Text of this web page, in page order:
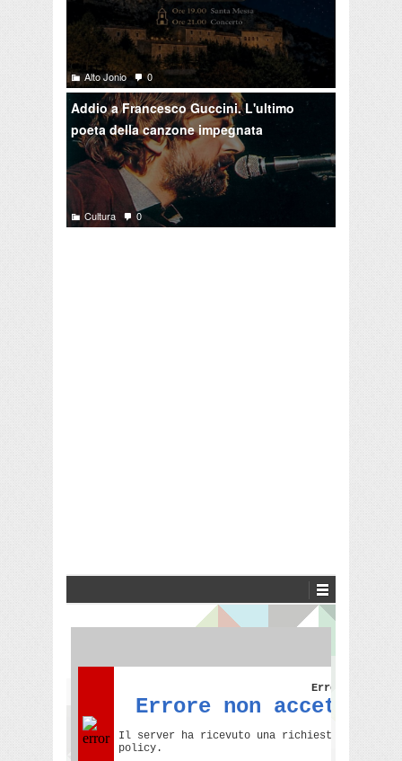
Alto Jonio 0
Addio a Francesco Guccini. L'ultimo
poeta della canzone impegnata
Cultura 0